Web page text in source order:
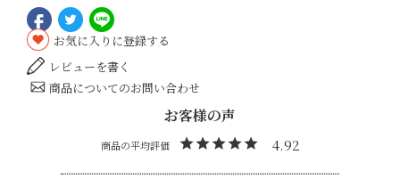
お気に入りに登録する
レビューを書く
商品についてのお問い合わせ
4.92